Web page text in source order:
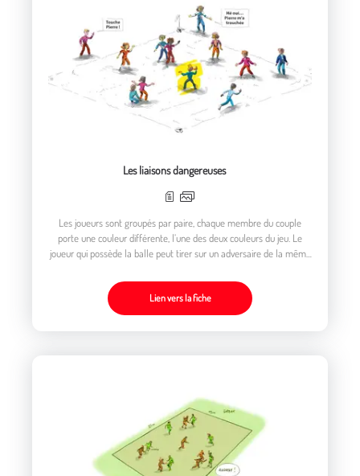
Les liaisons dangereuses
Les joueurs sont groupés par paire, chaque membre du couple
porte une couleur différente, l’une des deux couleurs du jeu. Le
joueur qui possède la balle peut tirer sur un adversaire de la même
Lien vers la fiche